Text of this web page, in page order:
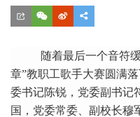
随着最后一个音符
章”教职工歌手大赛圆满落
委书记陈锐 ， 党委副书记
国 ， 党委常委 副校长穆